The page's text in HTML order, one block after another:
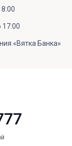
17:00
«Вятка Банка»